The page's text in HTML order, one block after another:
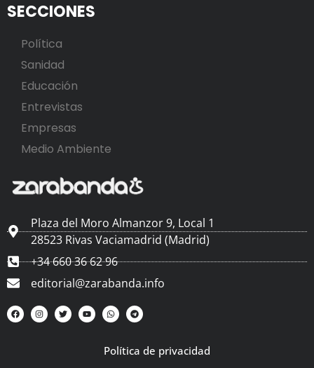
SECCIONES
Política
Sanidad
Educación
Entrevistas
Empresas
Medio Ambiente
Plaza del Moro Almanzor 9, Local 1
28523 Rivas Vaciamadrid (Madrid)
+34 660 36 62 96
editorial@zarabanda.info
Política de privacidad